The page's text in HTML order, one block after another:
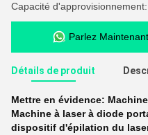
Capacité
Parlez Maintenant.
Détails de produit
Mettre en évidence:
Machine à laser à diode
dispositif d'épilation du